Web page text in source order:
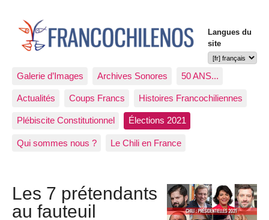
Langues du
site
Galerie d’Images Archives Sonores 50 ANS...
Actualités Coups Francs Histoires Francochiliennes
Plébiscite Constitutionnel Élections 2021
Qui sommes nous ? Le Chili en France
Les 7 prétendants
au fauteuil